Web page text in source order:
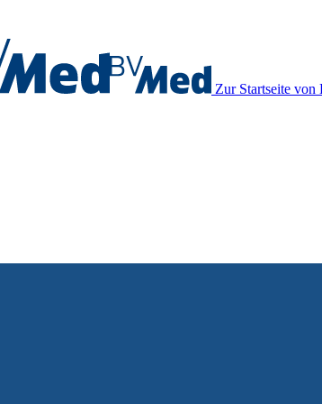
Zur Startseite